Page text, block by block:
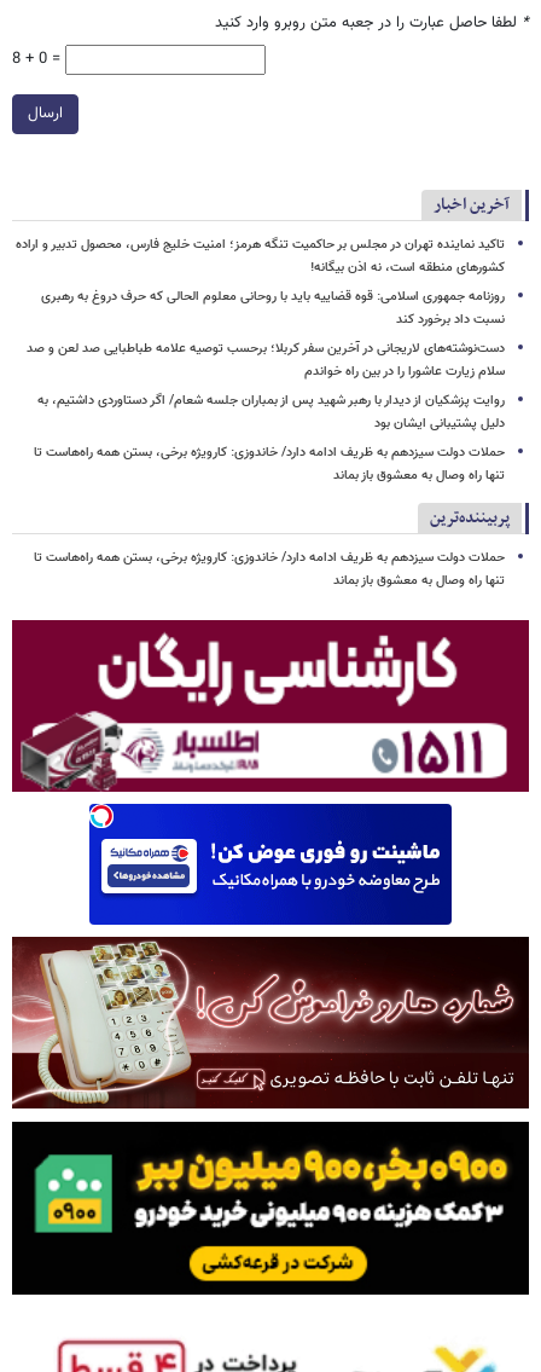
* لطفا حاصل عبارت را در جعبه متن روبرو وارد کنید
8 + 0 =
ارسال
آخرین اخبار
تاکید نماینده تهران در مجلس بر حاکمیت تنگه هرمز؛ امنیت خلیج فارس، محصول تدبیر و اراده
کشورهای منطقه است، نه اذن بیگانه!
روزنامه جمهوری اسلامی: قوه قضاییه باید با روحانی معلوم الحالی که حرف دروغ به رهبری
نسبت داد برخورد کند
دست‌نوشته‌های لاریجانی در آخرین سفر کربلا؛ برحسب توصیه علامه طباطبایی صد لعن و صد
سلام زیارت عاشورا را در بین راه خواندم
روایت پزشکیان از دیدار با رهبر شهید پس از بمباران جلسه شعام/ اگر دستاوردی داشتیم، به
دلیل پشتیبانی ایشان بود
حملات دولت سیزدهم به ظریف ادامه دارد/ خاندوزی: کارویژه برخی، بستن همه راه‌هاست تا
تنها راه وصال به معشوق باز بماند
پربیننده‌ترین
حملات دولت سیزدهم به ظریف ادامه دارد/ خاندوزی: کارویژه برخی، بستن همه راه‌هاست تا
تنها راه وصال به معشوق باز بماند